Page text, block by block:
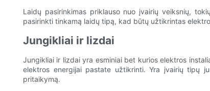
Laidų pasirinkimas priklauso nuo įvairių veiksnių,
pasirinkti tinkamą laidų tipą, kad būtų užtikrintas
Jungikliai ir lizdai
Jungikliai ir lizdai yra esminiai bet kurios elektros
elektros energijai pastate užtikrinti. Yra įvairių tipų
pritaikymą.